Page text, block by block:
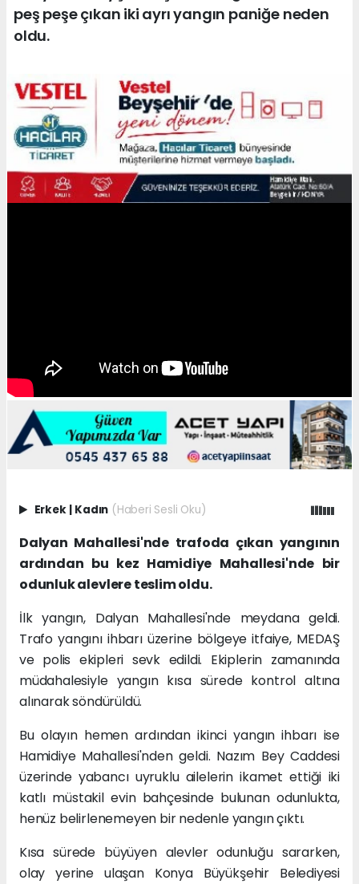
peş peşe çıkan iki ayrı yangın paniğe neden
oldu.
Erkek | Kadın (Haberi Sesli Oku)
Dalyan Mahallesi'nde trafoda çıkan yangının
ardından bu kez Hamidiye Mahallesi'nde bir
odunluk alevlere teslim oldu.
İlk yangın, Dalyan Mahallesi'nde meydana geldi.
Trafo yangını ihbarı üzerine bölgeye itfaiye, MEDAŞ
ve polis ekipleri sevk edildi. Ekiplerin zamanında
müdahalesiyle yangın kısa sürede kontrol altına
alınarak söndürüldü.
Bu olayın hemen ardından ikinci yangın ihbarı ise
Hamidiye Mahallesi'nden geldi. Nazım Bey Caddesi
üzerinde yabancı uyruklu ailelerin ikamet ettiği iki
katlı müstakil evin bahçesinde bulunan odunlukta,
henüz belirlenemeyen bir nedenle yangın çıktı.
Kısa sürede büyüyen alevler odunluğu sararken,
olay yerine ulaşan Konya Büyükşehir Belediyesi